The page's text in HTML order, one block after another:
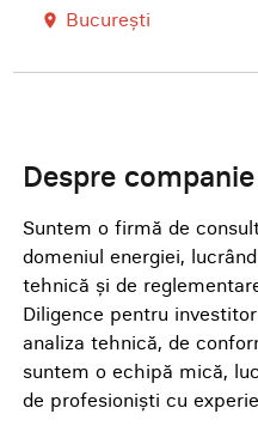
room București
Despre companie
Suntem o firmă de
domeniul energiei,
tehnică și de
Diligence pentru
analiza tehnică, de
suntem o echipă mică,
de profesioniști cu